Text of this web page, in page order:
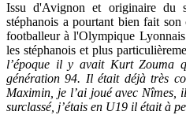
Issu d'Avignon et originaire du
stéphanois a pourtant bien fait
footballeur à l'Olympique
les stéphanois et plus
l’époque il y avait Kurt Zouma
génération 94. Il était déjà très
Maximin, je l’ai joué avec Nîmes,
surclassé, j’étais en U19 il était à